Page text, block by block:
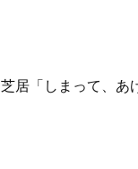
芝居「しまって、あ